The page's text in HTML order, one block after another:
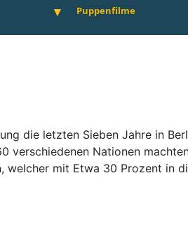
Puppenfilme
die letzten Sieben Jahre in
verschiedenen Nationen
welcher mit Etwa 30 Prozent in